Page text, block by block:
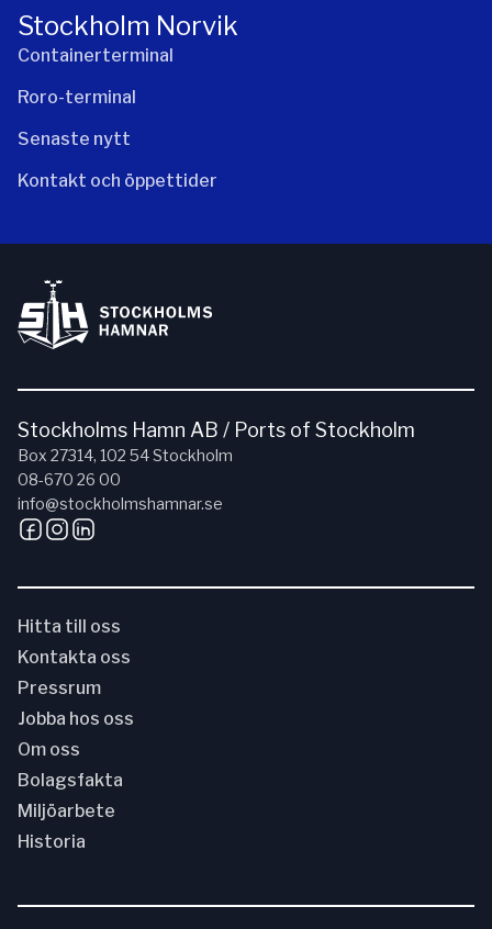
Stockholm Norvik
Containerterminal
Roro-terminal
Senaste nytt
Kontakt och öppettider
Stockholms Hamn AB / Ports of Stockholm
Box 27314, 102 54 Stockholm
08-670 26 00
info@stockholmshamnar.se
Hitta till oss
Kontakta oss
Pressrum
Jobba hos oss
Om oss
Bolagsfakta
Miljöarbete
Historia